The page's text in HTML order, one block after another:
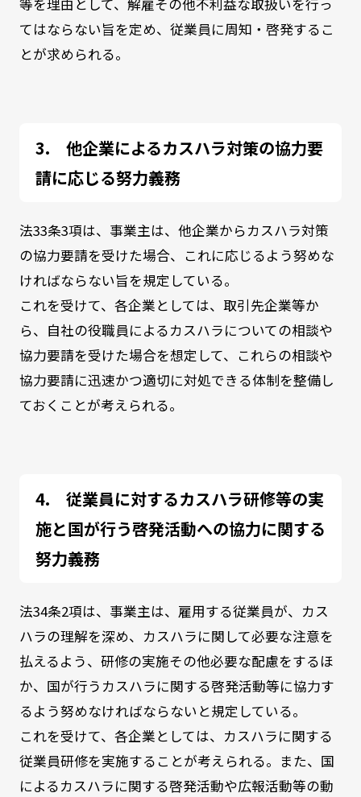
てはならない旨を定め、従業員に周知・啓発するこ
とが求められる。
他企業によるカスハラ対策の協力要
請に応じる努力義務
法33条3項は、事業主は、他企業からカスハラ対策
の協力要請を受けた場合、これに応じるよう努めな
ければならない旨を規定している。
これを受けて、各企業としては、取引先企業等か
ら、自社の役職員によるカスハラについての相談や
協力要請を受けた場合を想定して、これらの相談や
協力要請に迅速かつ適切に対処できる体制を整備し
ておくことが考えられる。
従業員に対するカスハラ研修等の実
施と国が行う啓発活動への協力に関する
努力義務
法34条2項は、事業主は、雇用する従業員が、カス
ハラの理解を深め、カスハラに関して必要な注意を
払えるよう、研修の実施その他必要な配慮をするほ
か、国が行うカスハラに関する啓発活動等に協力す
るよう努めなければならないと規定している。
これを受けて、各企業としては、カスハラに関する
従業員研修を実施することが考えられる。また、国
によるカスハラに関する啓発活動や広報活動等の動